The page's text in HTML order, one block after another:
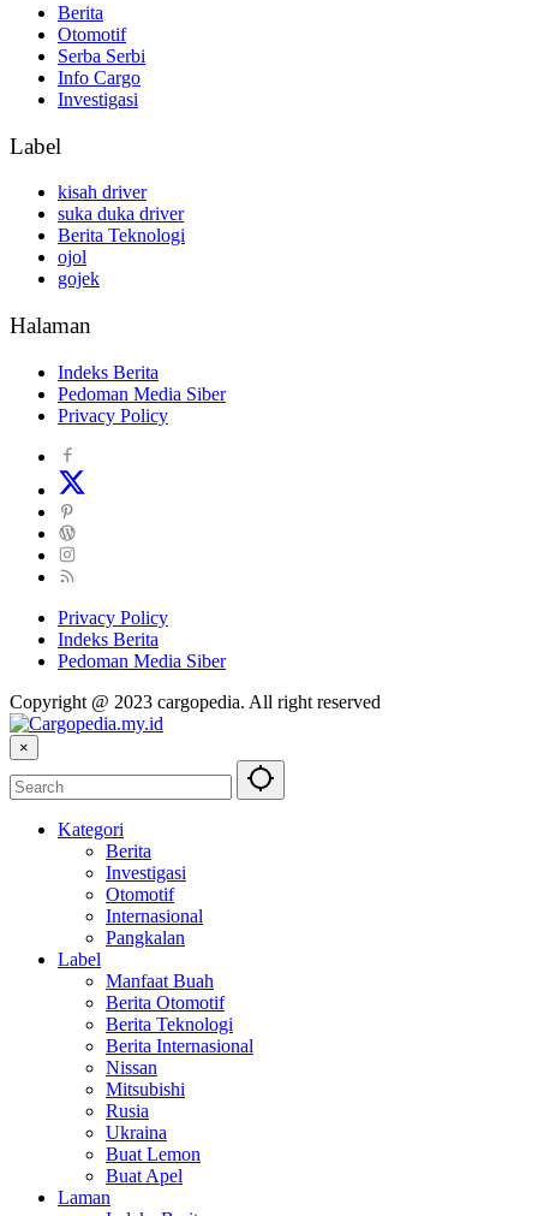
Berita
Otomotif
Serba Serbi
Info Cargo
Investigasi
Label
kisah driver
suka duka driver
Berita Teknologi
ojol
gojek
Halaman
Indeks Berita
Pedoman Media Siber
Privacy Policy
Privacy Policy
Indeks Berita
Pedoman Media Siber
Copyright @ 2023 cargopedia. All right reserved
×
Kategori
Berita
Investigasi
Otomotif
Internasional
Pangkalan
Label
Manfaat Buah
Berita Otomotif
Berita Teknologi
Berita Internasional
Nissan
Mitsubishi
Rusia
Ukraina
Buat Lemon
Buat Apel
Laman